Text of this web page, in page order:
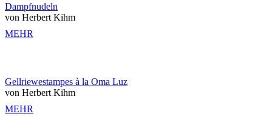
Dampfnudeln
von Herbert Kihm
MEHR
Gellriewestampes à la Oma Luz
von Herbert Kihm
MEHR